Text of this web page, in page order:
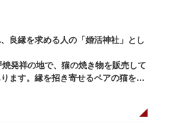
良縁を求める人の「婚活神社」とし
発祥の地で、猫の焼き物を販売して
ます。縁を招き寄せるペアの猫をモ
。
朝・義家父子が祈願し鎌倉の鶴ヶ丘